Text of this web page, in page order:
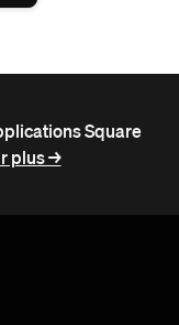
Square
plus ->